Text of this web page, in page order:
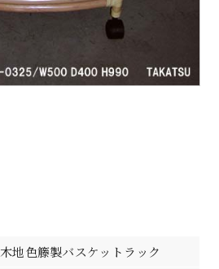
木地色籐製バスケットラック